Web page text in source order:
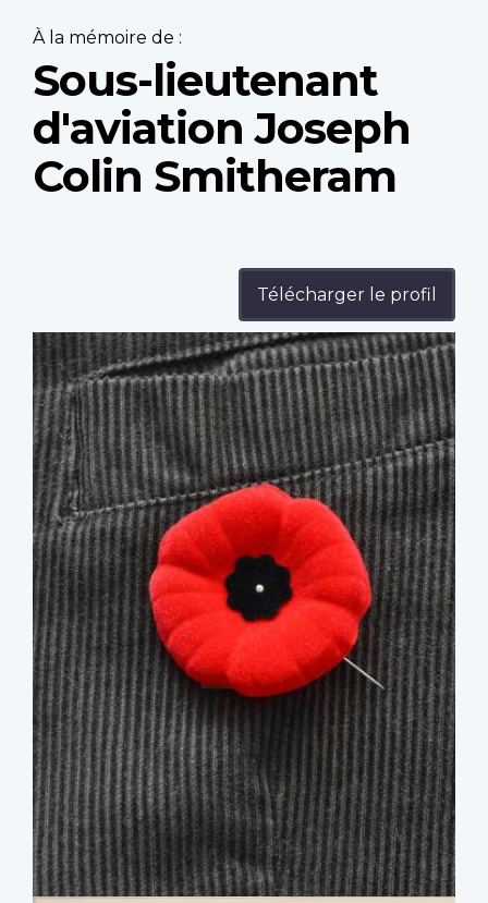
À la mémoire de :
Sous-lieutenant
d'aviation Joseph
Colin Smitheram
Télécharger le profil
Profile
image